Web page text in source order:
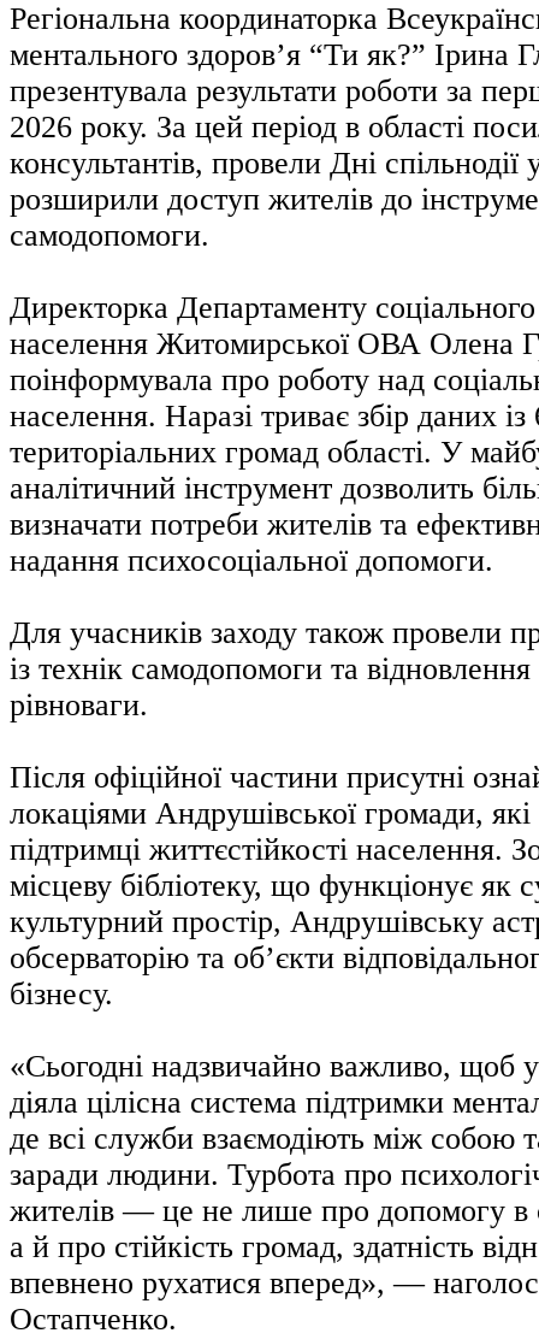
Регіональна координаторка
ментального здоров’я “Ти як?” Ірина
презентувала результати роботи за
2026 року. За цей період в області
консультантів, провели Дні спільнодії
розширили доступ жителів до
самодопомоги.
Директорка Департаменту
населення Житомирської ОВА Олена
поінформувала про роботу над
населення. Наразі триває збір даних із
територіальних громад області. У
аналітичний інструмент дозволить
визначати потреби жителів та
надання психосоціальної допомоги.
Для учасників заходу також провели
із технік самодопомоги та
рівноваги.
Після офіційної частини присутні
локаціями Андрушівської громади,
підтримці життєстійкості населення.
місцеву бібліотеку, що функціонує як
культурний простір, Андрушівську
обсерваторію та об’єкти
бізнесу.
«Сьогодні надзвичайно важливо, щоб
діяла цілісна система підтримки
де всі служби взаємодіють між собою
заради людини. Турбота про
жителів — це не лише про допомогу в
а й про стійкість громад, здатність
впевнено рухатися вперед», —
Остапченко.